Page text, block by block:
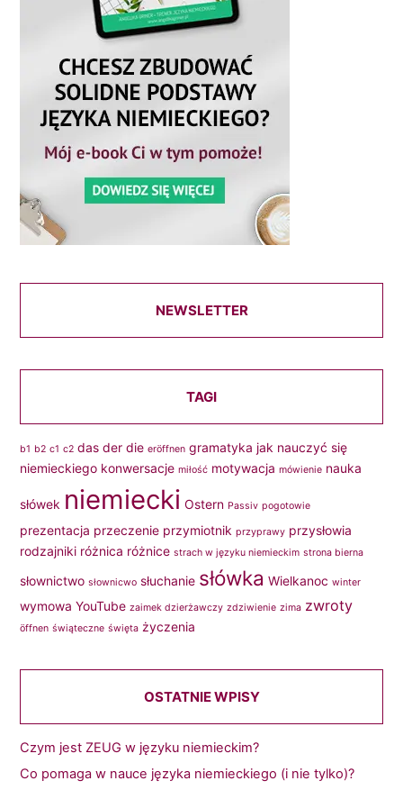
NEWSLETTER
TAGI
b1 b2 c1 c2 das der die eröffnen gramatyka jak nauczyć się
niemieckiego konwersacje miłość motywacja mówienie nauka
słówek niemiecki Ostern Passiv pogotowie
prezentacja przeczenie przymiotnik przyprawy przysłowia
rodzajniki różnica różnice strach w języku niemieckim strona bierna
słownictwo słownicwo słuchanie słówka Wielkanoc winter
wymowa YouTube zaimek dzierżawczy zdziwienie zima zwroty
öffnen świąteczne święta życzenia
OSTATNIE WPISY
Czym jest ZEUG w języku niemieckim?
Co pomaga w nauce języka niemieckiego (i nie tylko)?